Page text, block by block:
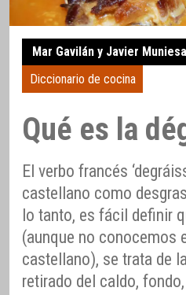
Mar Gavilán y Javier Muniesa
Diccionario de cocina
Qué es la
El verbo francés
castellano como
lo tanto, es fácil definir
(aunque no conocemos
castellano), se trata de
retirado del caldo,